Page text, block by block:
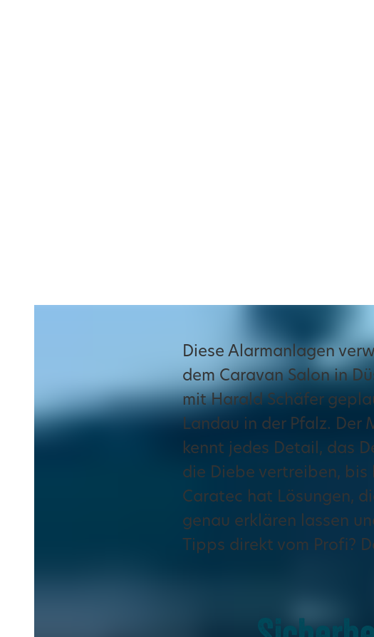
Diese Alarmanlagen
dem Caravan Salon in
mit Harald Schäfer
Landau in der Pfalz. Der
kennt jedes Detail, das
die Diebe vertreiben, bis
Caratec hat Lösungen,
genau erklären lassen
Tipps direkt vom Profi?